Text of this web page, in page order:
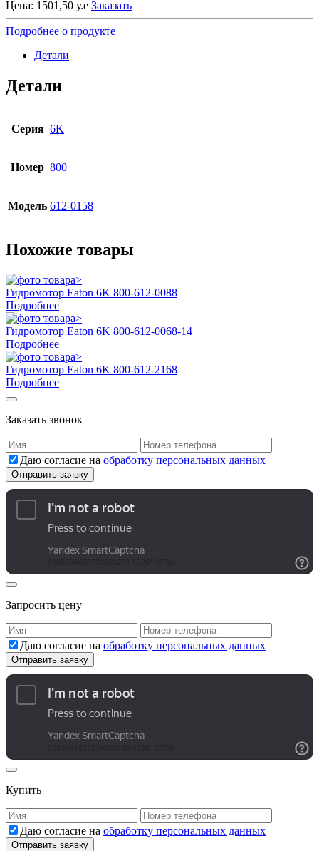
Цена: 1501,50 у.е Заказать
Подробнее о продукте
Детали
Детали
Серия 6K
Номер 800
Модель 612-0158
Похожие товары
Гидромотор Eaton 6K 800-612-0088
Подробнее
Гидромотор Eaton 6K 800-612-0068-14
Подробнее
Гидромотор Eaton 6K 800-612-2168
Подробнее
Заказать звонок
Даю согласие на обработку персональных данных
Запросить цену
Даю согласие на обработку персональных данных
Купить
Даю согласие на обработку персональных данных